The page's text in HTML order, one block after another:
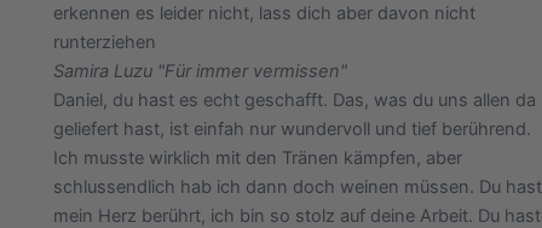
erkennen es leider nicht, lass dich aber davon nicht
runterziehen
Samira Luzu "Für immer vermissen"
Daniel, du hast es echt geschafft. Das, was du uns allen da
geliefert hast, ist einfah nur wundervoll und tief berührend.
Ich musste wirklich mit den Tränen kämpfen, aber
schlussendlich hab ich dann doch weinen müssen. Du hast
mein Herz berührt, ich bin so stolz auf deine Arbeit. Du hast